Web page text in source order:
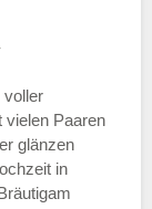
voller
vielen Paaren
glänzen
in